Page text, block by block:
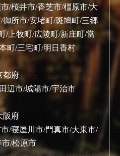
/桜井市/香芝市/橿原市/大
所市/安堵町/斑鳩町/三郷
/上牧町/広陵町/新庄町/當
町/三宅町/明日香村
都府
辺市/城陽市/宇治市
阪府
/寝屋川市/門真市/大東市/
市/松原市